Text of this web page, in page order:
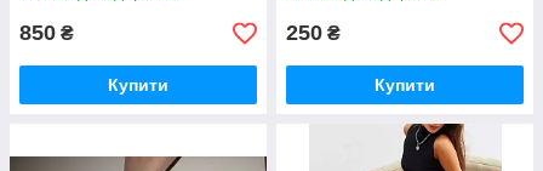
850 ₴
Купити
250 ₴
Купити